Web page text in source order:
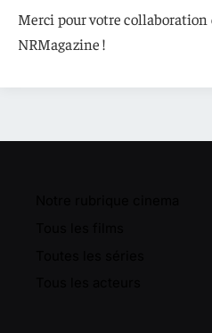
Merci pour votre collaboration
NRMagazine !